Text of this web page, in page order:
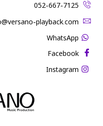
052-667-7125
playback.com‬
WhatsApp
Facebook
Instagram